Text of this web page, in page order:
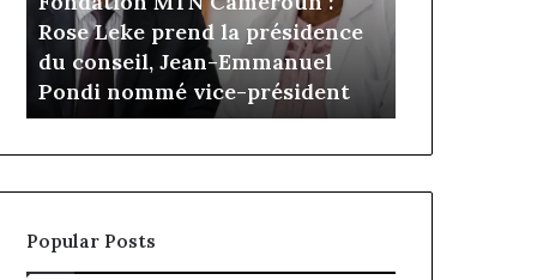
la
présidence
du
conseil,
Pondi
vice-
président
Rose Leke prend la présidence
du conseil, Jean-Emmanuel
Pondi nommé vice-président
de
sous
Popular Posts